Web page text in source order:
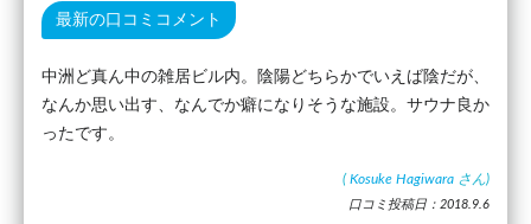
最新の口コミコメント
中洲ど真ん中の雑居ビル内。陰陽どちらかでいえば陰だが、
なんか思い出す、なんでか癖になりそうな施設。サウナ良か
ったです。
( Kosuke Hagiwara さん)
口コミ投稿日：2018.9.6